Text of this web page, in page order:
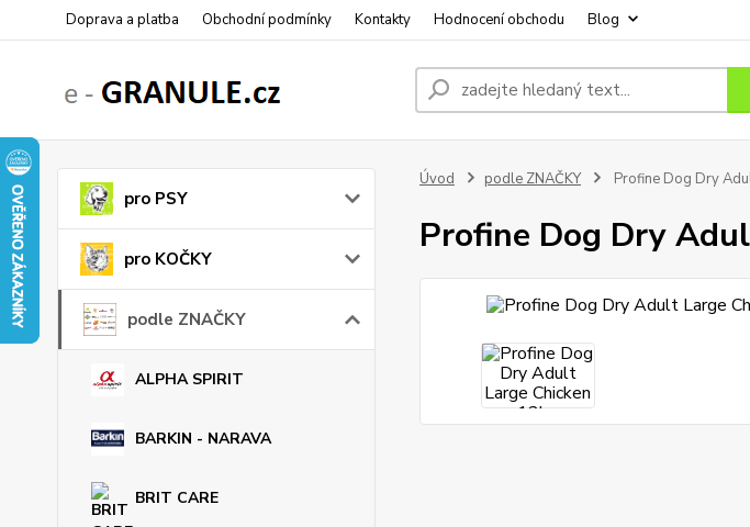
Doprava a platba Obchodní podmínky Kontakty Hodnocení obchodu Blog
pro PSY
pro KOČKY
podle ZNAČKY
ALPHA SPIRIT
BARKIN - NARAVA
BRIT CARE
Úvod podle ZNAČKY Profine Dog Dry
Profine Dog Dry